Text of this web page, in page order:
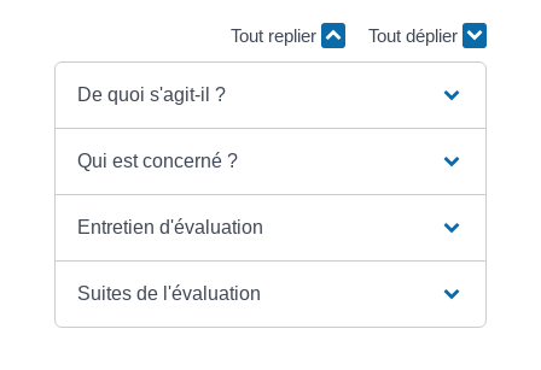
Tout replier Tout déplier
De quoi s'agit-il ?
Qui est concerné ?
Entretien d'évaluation
Suites de l'évaluation